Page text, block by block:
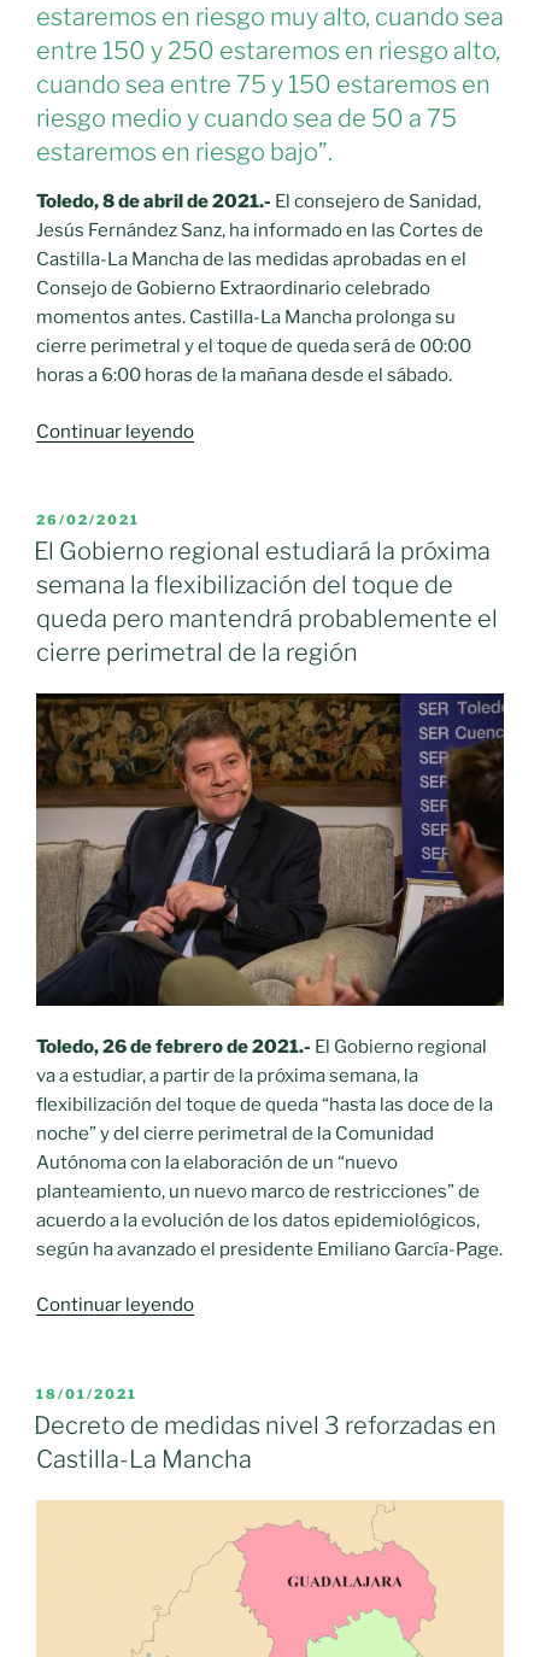
estaremos en riesgo muy alto, cuando sea
entre 150 y 250 estaremos en riesgo alto,
cuando sea entre 75 y 150 estaremos en
riesgo medio y cuando sea de 50 a 75
estaremos en riesgo bajo”.
Toledo, 8 de abril de 2021.- El consejero de Sanidad,
Jesús Fernández Sanz, ha informado en las Cortes de
Castilla-La Mancha de las medidas aprobadas en el
Consejo de Gobierno Extraordinario celebrado
momentos antes. Castilla-La Mancha prolonga su
cierre perimetral y el toque de queda será de 00:00
horas a 6:00 horas de la mañana desde el sábado.
Continuar leyendo«Castilla-
su
cierre
perimetral
y
el
toque
de
queda
será
de
00:00
horas
a
6:00
horas
la
mañana
desde
el
sábado»
PUBLICADO
EL
26/02/2021
El Gobierno regional estudiará la próxima
semana la flexibilización del toque de
queda pero mantendrá probablemente el
cierre perimetral de la región
Toledo, 26 de febrero de 2021.- El Gobierno regional
va a estudiar, a partir de la próxima semana, la
flexibilización del toque de queda “hasta las doce de la
noche” y del cierre perimetral de la Comunidad
Autónoma con la elaboración de un “nuevo
planteamiento, un nuevo marco de restricciones” de
acuerdo a la evolución de los datos epidemiológicos,
según ha avanzado el presidente Emiliano García-Page.
Continuar leyendo«El
la
próxima
la
flexibilización
del
toque
PUBLICADO
EL
18/01/2021
Decreto de medidas nivel 3 reforzadas en
Castilla-La Mancha